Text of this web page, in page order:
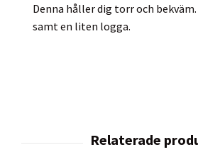
Denna håller dig torr och
samt en liten logga.